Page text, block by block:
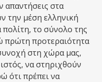
απαντήσεις στα
την μέση ελληνική
πολίτη, το σύνολο της
πρώτη προτεραιότητα
στη χώρα μας,
να στηριχθούν
ότι πρέπει να